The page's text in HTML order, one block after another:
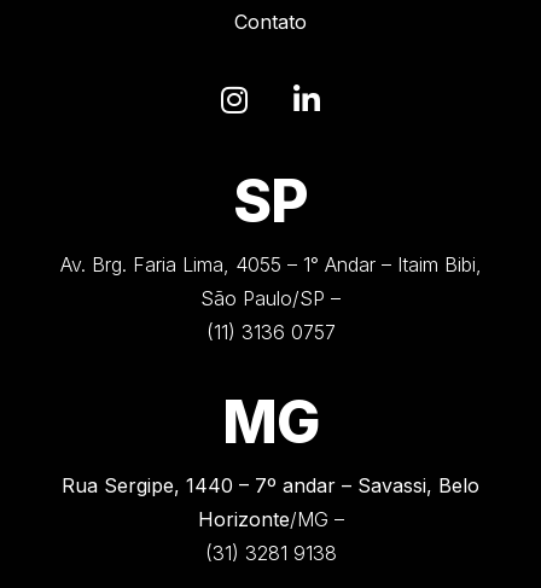
Contato
SP
Av. Brg. Faria Lima, 4055 – 1° Andar – Itaim Bibi,
São Paulo/SP –
(11) 3136 0757
MG
Rua Sergipe, 1440 – 7º andar – Savassi, Belo
Horizonte/MG –
(31) 3281 9138